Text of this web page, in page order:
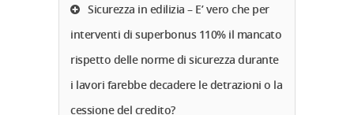
Sicurezza in edilizia – E’ vero che per
interventi di superbonus 110% il mancato
rispetto delle norme di sicurezza durante
i lavori farebbe decadere le detrazioni o la
cessione del credito?